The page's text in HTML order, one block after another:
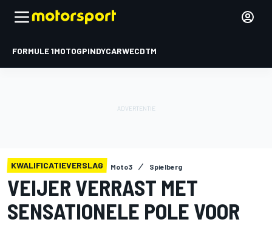
FORMULE 1MOTOGPINDYCARWECDTM
KWALIFICATIEVERSLAG Moto3 Spielberg
VEIJER VERRAST MET
SENSATIONELE POLE VOOR